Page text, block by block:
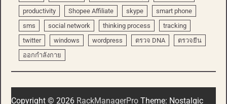
productivity
Shopee Affiliate skype
smart phone
sms
social network thinking process
tracking
twitter
windows wordpress ตรวจ DNA
ตรวจยีน
ออกกำลังกาย
Copyright © 2026 RackManagerPro Theme: Nostalgic